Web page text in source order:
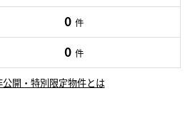
0 件
0 件
開・特別限定物件とは